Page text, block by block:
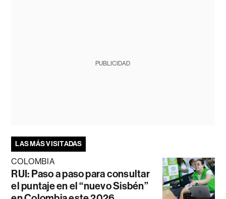
PUBLICIDAD
LAS MÁS VISITADAS
COLOMBIA
RUI: Paso a paso para consultar
el puntaje en el “nuevo Sisbén”